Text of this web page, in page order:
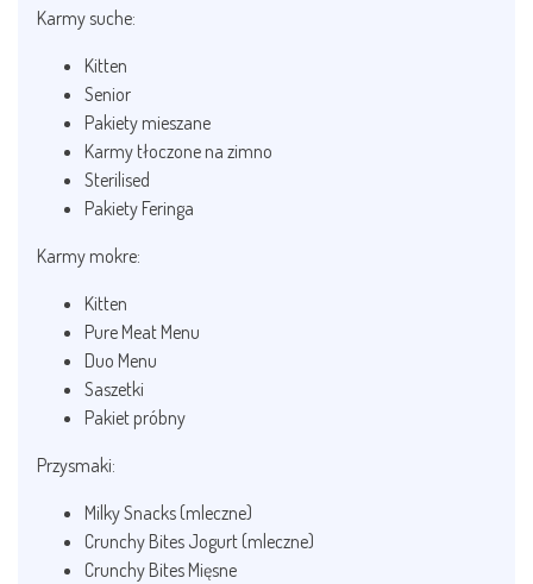
Karmy suche:
Kitten
Senior
Pakiety mieszane
Karmy tłoczone na zimno
Sterilised
Pakiety Feringa
Karmy mokre:
Kitten
Pure Meat Menu
Duo Menu
Saszetki
Pakiet próbny
Przysmaki:
Milky Snacks (mleczne)
Crunchy Bites Jogurt (mleczne)
Crunchy Bites Mięsne